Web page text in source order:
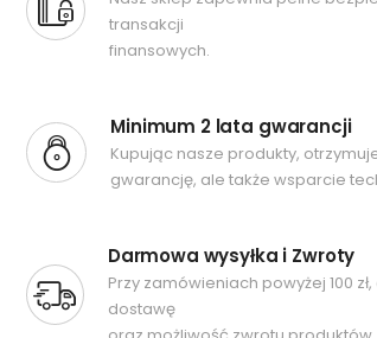
transakcji
finansowych.
Minimum 2 lata gwarancji
Kupując nasze produkty,
gwarancję, ale także wsparcie
Darmowa wysyłka i Zwroty
Przy zamówieniach powyżej 100
dostawę